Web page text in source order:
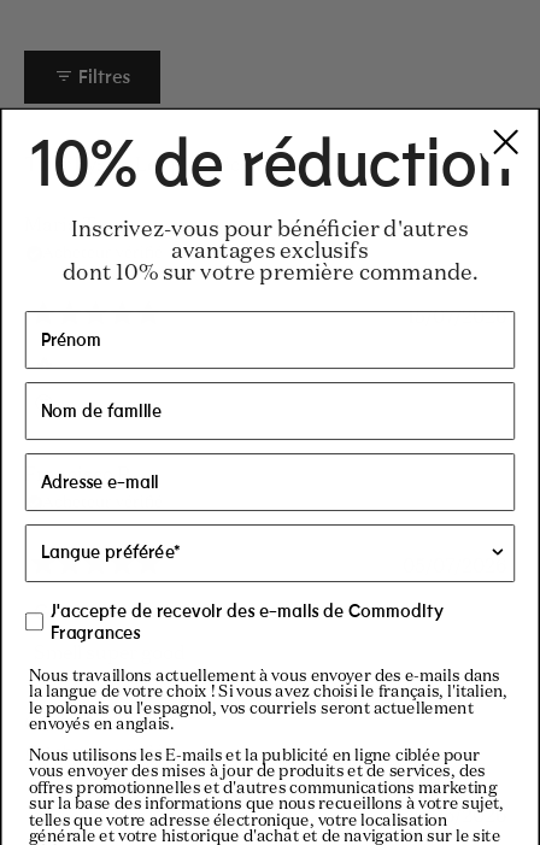
Filtres
Trier
Maria T.
Noté
étoiles
15/07/2026
🔥
😍
Francisco P.
Noté
sur
étoiles
Great deal
Gail J. J.
Acheteur vérifié
Noté
29/06/2026
Chargement...
10% de réduction
Inscrivez-vous pour bénéficier d'autres
avantages exclusifs
dont 10% sur votre première commande.
J'accepte de recevoir des e-mails de Commodity
Fragrances
Nous travaillons actuellement à vous envoyer des e-mails dans
la langue de votre choix ! Si vous avez choisi le français, l'italien,
le polonais ou l'espagnol, vos courriels seront actuellement
envoyés en anglais.
Nous utilisons les E-mails et la publicité en ligne ciblée pour
vous envoyer des mises à jour de produits et de services, des
offres promotionnelles et d'autres communications marketing
sur la base des informations que nous recueillons à votre sujet,
telles que votre adresse électronique, votre localisation
générale et votre historique d'achat et de navigation sur le site